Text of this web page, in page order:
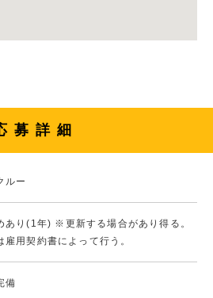
募詳細
ルー
あり(1年) ※更新する場合があり得る。
雇用契約書によって行う。
備